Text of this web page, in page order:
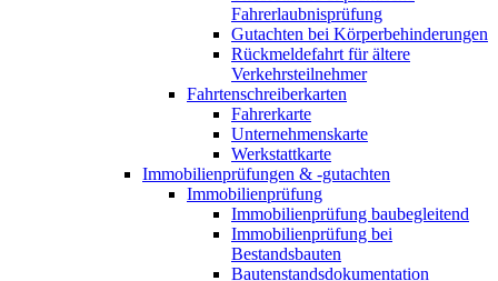
Fahrerlaubnisprüfung
Gutachten bei Körperbehinderungen
Rückmeldefahrt für ältere
Verkehrsteilnehmer
Fahrtenschreiberkarten
Fahrerkarte
Unternehmenskarte
Werkstattkarte
Immobilienprüfungen & -gutachten
Immobilienprüfung
Immobilienprüfung baubegleitend
Immobilienprüfung bei
Bestandsbauten
Bautenstandsdokumentation